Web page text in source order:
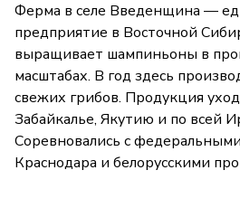
Ферма в селе Введенщина —
предприятие в Восточной
выращивает шампиньоны в
масштабах. В год здесь
свежих грибов. Продукция
Забайкалье, Якутию и по всей
Соревновались с
Краснодара и белорусскими